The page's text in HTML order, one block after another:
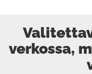
verkossa,